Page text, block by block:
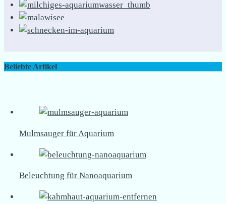
Beliebte Artikel
Mulmsauger für Aquarium
Beleuchtung für Nanoaquarium